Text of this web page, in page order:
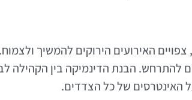
האירועים הירוקים להמשיך
להתרחש. הבנת הדינמיקה בין הקהילה
האינטרסים של כל הצדדים.